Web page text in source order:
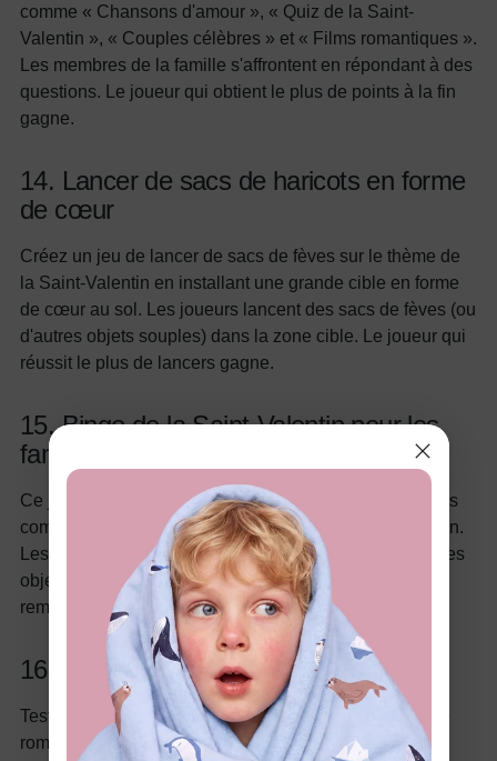
comme « Chansons d'amour », « Quiz de la Saint-
Valentin », « Couples célèbres » et « Films romantiques ».
Les membres de la famille s'affrontent en répondant à des
questions. Le joueur qui obtient le plus de points à la fin
gagne.
14. Lancer de sacs de haricots en forme
de cœur
Créez un jeu de lancer de sacs de fèves sur le thème de
la Saint-Valentin en installant une grande cible en forme
de cœur au sol. Les joueurs lancent des sacs de fèves (ou
d'autres objets souples) dans la zone cible. Le joueur qui
réussit le plus de lancers gagne.
15. Bingo de la Saint-Valentin pour les
familles
Ce jeu de bingo utilise des cartes remplies de symboles
comme des chocolats, des roses, des cœurs et Cupidon.
Les joueurs cochent les cases au fur et à mesure que les
objets sont appelés. Le premier à compléter sa carte
remporte un prix.
16. Anecdote sur la Saint-Valentin
Testez les connaissances de la famille sur l'amour et le
romantisme avec des quiz sur la Saint-Valentin. Posez